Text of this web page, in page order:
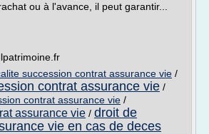
ou à l'avance, il peut garantir...
succession contrat assurance vie /
contrat assurance vie /
contrat assurance vie /
assurance vie / droit de
vie en cas de deces